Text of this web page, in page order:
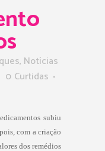
, Notícias
0 Curtidas
subiu
com a criação
dos remédios